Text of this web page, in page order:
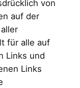
von
auf der
für alle auf
Links und
Links